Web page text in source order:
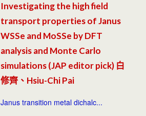
Investigating the high field
transport properties of Janus
WSSe and MoSSe by DFT
analysis and Monte Carlo
simulations (JAP editor pick) 白
修齊、Hsiu-Chi Pai
Janus transition metal dichalc...